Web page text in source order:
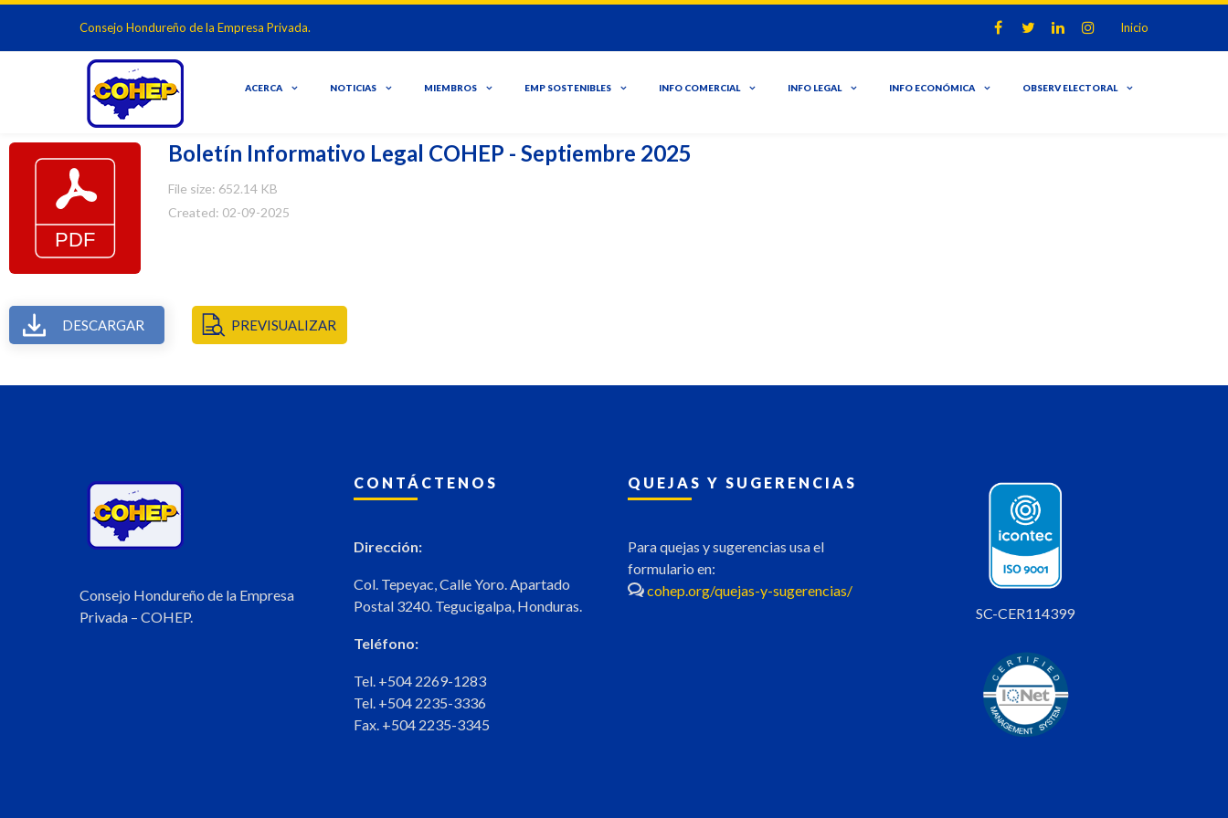
Consejo Hondureño de la Empresa Privada. Inicio
ACERCA NOTICIAS MIEMBROS EMP SOSTENIBLES INFO COMERCIAL INFO LEGAL INFO ECONÓMICA OBSERV ELECTORAL
Boletín Informativo Legal COHEP - Septiembre 2025
File size: 652.14 KB
Created: 02-09-2025
DESCARGAR PREVISUALIZAR
Consejo Hondureño de la Empresa
Privada – COHEP.
CONTÁCTENOS
Dirección:
Col. Tepeyac, Calle Yoro. Apartado
Postal 3240. Tegucigalpa, Honduras.
Teléfono:
Tel. +504 2269-1283
Tel. +504 2235-3336
Fax. +504 2235-3345
QUEJAS Y SUGERENCIAS
Para quejas y sugerencias usa el
formulario en:
cohep.org/quejas-y-sugerencias/
SC-CER114399